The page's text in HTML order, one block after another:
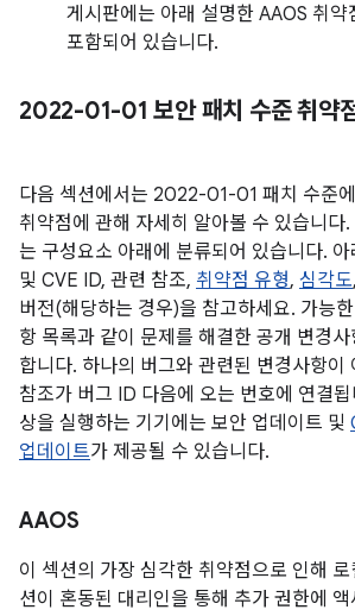
게시판에는 아래 설명한 AAOS 취약
포함되어 있습니다.
2022-01-01 보안 패치 수준 취약
다음 섹션에서는 2022-01-01 패치 수준
취약점에 관해 자세히 알아볼 수 있습니다
는 구성요소 아래에 분류되어 있습니다.
및 CVE ID, 관련 참조, 취약점 유형, 심각도
버전(해당하는 경우)을 참고하세요. 가능
항 목록과 같이 문제를 해결한 공개 변경
합니다. 하나의 버그와 관련된 변경사항이
참조가 버그 ID 다음에 오는 번호에 연결
상을 실행하는 기기에는 보안 업데이트 및
업데이트가 제공될 수 있습니다.
AAOS
이 섹션의 가장 심각한 취약점으로 인해 로
션이 혼동된 대리인을 통해 추가 권한에